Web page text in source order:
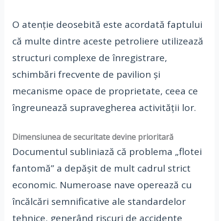
O atenție deosebită este acordată faptului
că multe dintre aceste petroliere utilizează
structuri complexe de înregistrare,
schimbări frecvente de pavilion și
mecanisme opace de proprietate, ceea ce
îngreunează supravegherea activității lor.
Dimensiunea de securitate devine prioritară
Documentul subliniază că problema „flotei
fantomă” a depășit de mult cadrul strict
economic. Numeroase nave operează cu
încălcări semnificative ale standardelor
tehnice, generând riscuri de accidente